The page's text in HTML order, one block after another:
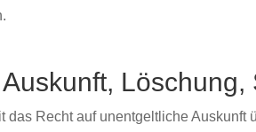
Löschung,
das Recht auf unentgeltliche